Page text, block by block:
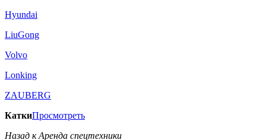
Hyundai
LiuGong
Volvo
Lonking
ZAUBERG
КаткиПросмотреть
Назад к Аренда спецтехники